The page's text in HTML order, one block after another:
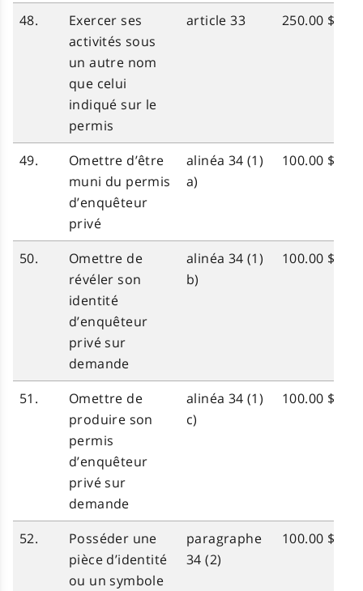
48.
Exercer ses
activités sous
un autre nom
que celui
indiqué sur le
permis
article 33 250.00 $
49.
Omettre d’être
muni du permis
d’enquêteur
privé
alinéa 34 (1)
a)
100.00 $
50.
Omettre de
révéler son
identité
d’enquêteur
privé sur
demande
alinéa 34 (1)
b)
100.00 $
51.
Omettre de
produire son
permis
d’enquêteur
privé sur
demande
alinéa 34 (1)
c)
100.00 $
52.
Posséder une
pièce d’identité
ou un symbole
paragraphe
34 (2)
100.00 $